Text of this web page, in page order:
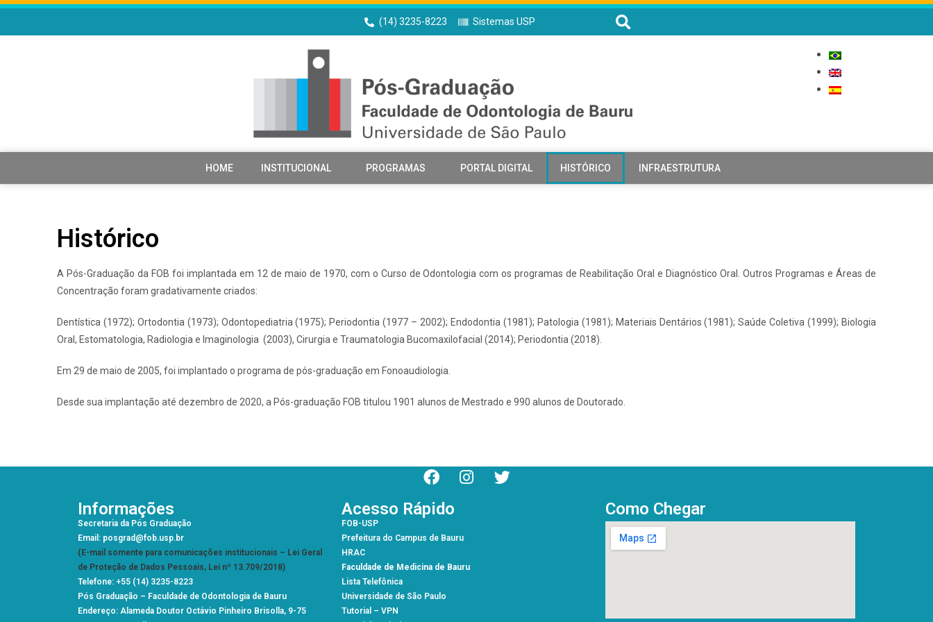
(14) 3235-8223 Sistemas USP
HOME INSTITUCIONAL PROGRAMAS PORTAL DIGITAL HISTÓRICO INFRAESTRUTURA
Histórico
A Pós-Graduação da FOB foi implantada em 12 de maio de 1970, com o Curso de Odontologia com os programas de Reabilitação Oral e Diagnóstico Oral. Outros Programas e Áreas de
Concentração foram gradativamente criados:
Dentística (1972); Ortodontia (1973); Odontopediatria (1975); Periodontia (1977 – 2002); Endodontia (1981); Patologia (1981); Materiais Dentários (1981); Saúde Coletiva (1999); Biologia
Oral, Estomatologia, Radiologia e Imaginologia (2003), Cirurgia e Traumatologia Bucomaxilofacial (2014); Periodontia (2018).
Em 29 de maio de 2005, foi implantado o programa de pós-graduação em Fonoaudiologia.
Desde sua implantação até dezembro de 2020, a Pós-graduação FOB titulou 1901 alunos de Mestrado e 990 alunos de Doutorado.
Informações
Secretaria da Pós Graduação
Email: posgrad@fob.usp.br
(E-mail somente para comunicações institucionais – Lei Geral
de Proteção de Dados Pessoais, Lei nº 13.709/2018)
Telefone: +55 (14) 3235-8223
Pós Graduação – Faculdade de Odontologia de Bauru
Endereço: Alameda Doutor Octávio Pinheiro Brisolla, 9-75
Acesso Rápido
FOB-USP
Prefeitura do Campus de Bauru
HRAC
Faculdade de Medicina de Bauru
Lista Telefônica
Universidade de São Paulo
Tutorial – VPN
Como Chegar